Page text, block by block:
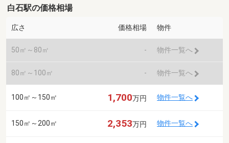
白石駅の価格相場
広さ 価格相場 物件
50㎡～80㎡ - 物件一覧へ
80㎡～100㎡ - 物件一覧へ
100㎡～150㎡ 1,700万円 物件一覧へ
150㎡～200㎡ 2,353万円 物件一覧へ